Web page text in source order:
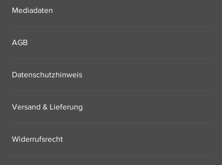
Mediadaten
AGB
Datenschutzhinweis
Versand & Lieferung
Widerrufsrecht